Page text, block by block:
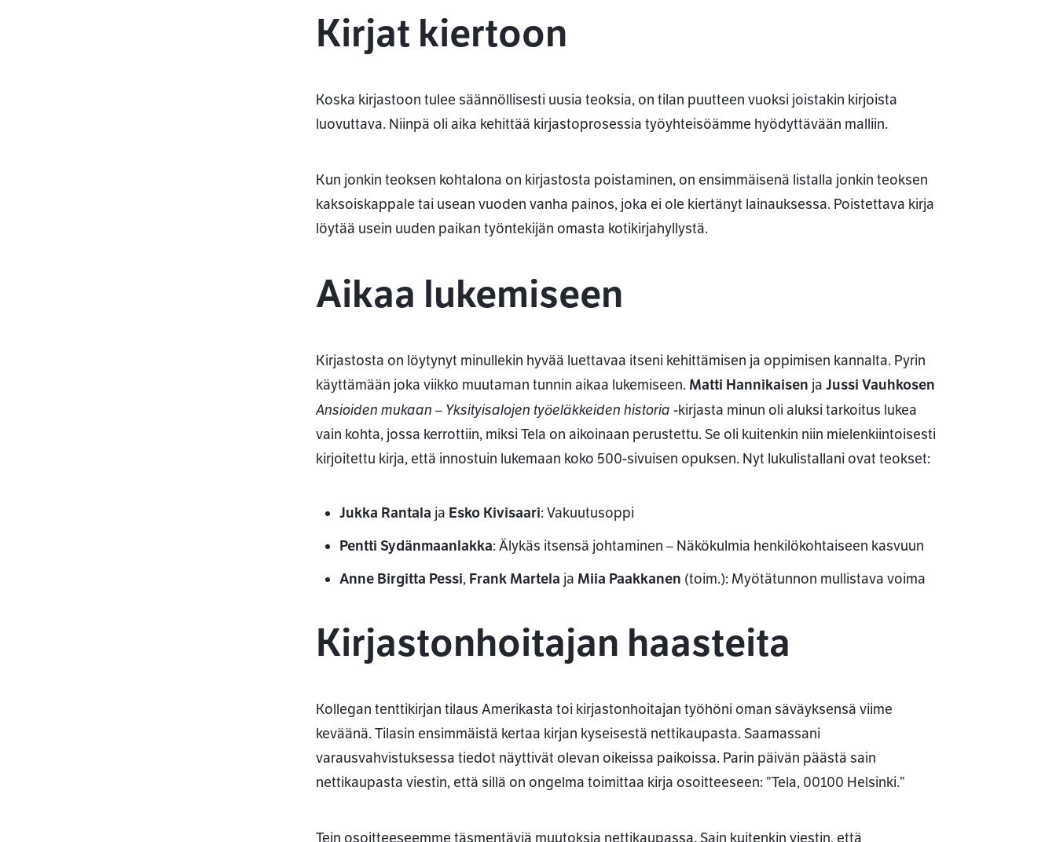
Kirjat kiertoon
Koska kirjastoon tulee säännöllisesti uusia teoksia, on tilan puutteen vuoksi joistakin kirjoista
luovuttava. Niinpä oli aika kehittää kirjastoprosessia työyhteisöämme hyödyttävään malliin.
Kun jonkin teoksen kohtalona on kirjastosta poistaminen, on ensimmäisenä listalla jonkin teoksen
kaksoiskappale tai usean vuoden vanha painos, joka ei ole kiertänyt lainauksessa. Poistettava kirja
löytää usein uuden paikan työntekijän omasta kotikirjahyllystä.
Aikaa lukemiseen
Kirjastosta on löytynyt minullekin hyvää luettavaa itseni kehittämisen ja oppimisen kannalta. Pyrin
käyttämään joka viikko muutaman tunnin aikaa lukemiseen. Matti Hannikaisen ja Jussi Vauhkosen
Ansioiden mukaan – Yksityisalojen työeläkkeiden historia -kirjasta minun oli aluksi tarkoitus lukea
vain kohta, jossa kerrottiin, miksi Tela on aikoinaan perustettu. Se oli kuitenkin niin mielenkiintoisesti
kirjoitettu kirja, että innostuin lukemaan koko 500-sivuisen opuksen. Nyt lukulistallani ovat teokset:
Jukka Rantala ja Esko Kivisaari: Vakuutusoppi
Pentti Sydänmaanlakka: Älykäs itsensä johtaminen – Näkökulmia henkilökohtaiseen kasvuun
Anne Birgitta Pessi, Frank Martela ja Miia Paakkanen (toim.): Myötätunnon mullistava voima
Kirjastonhoitajan haasteita
Kollegan tenttikirjan tilaus Amerikasta toi kirjastonhoitajan työhöni oman säväyksensä viime
keväänä. Tilasin ensimmäistä kertaa kirjan kyseisestä nettikaupasta. Saamassani
varausvahvistuksessa tiedot näyttivät olevan oikeissa paikoissa. Parin päivän päästä sain
nettikaupasta viestin, että sillä on ongelma toimittaa kirja osoitteeseen: ”Tela, 00100 Helsinki.”
Tein osoitteeseemme täsmentäviä muutoksia nettikaupassa. Sain kuitenkin viestin, että